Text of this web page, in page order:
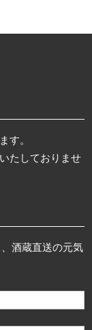
す。
たしておりませ
酒蔵直送の元気